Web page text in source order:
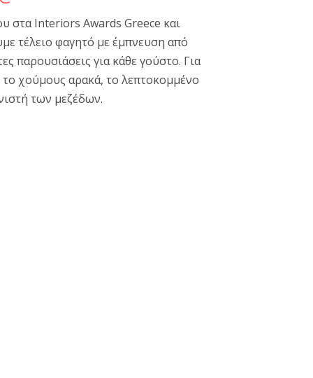
στα Interiors Awards Greece και
τέλειο φαγητό με έμπνευση από
παρουσιάσεις για κάθε γούστο. Για
χούμους αρακά, το λεπτοκομμένο
των μεζέδων.